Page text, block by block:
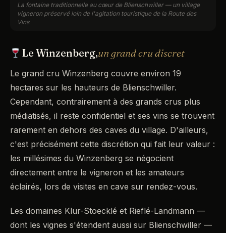
La fontaine traditionnelle au cœur de Blienschwiller — un village
vigneron préservé loin de l'agitation touristique de la Route des
Vins
Le Winzenberg,un grand cru discret
Le grand cru Winzenberg couvre environ 19
hectares sur les hauteurs de Blienschwiller.
Cependant, contrairement à des grands crus plus
médiatisés, il reste confidentiel et ses vins se trouvent
rarement en dehors des caves du village. D'ailleurs,
c'est précisément cette discrétion qui fait leur valeur :
les millésimes du Winzenberg se négocient
directement entre le vigneron et les amateurs
éclairés, lors de visites en cave sur rendez-vous.
Les domaines Klur-Stoecklé et Rieflé-Landmann —
dont les vignes s'étendent aussi sur Blienschwiller —